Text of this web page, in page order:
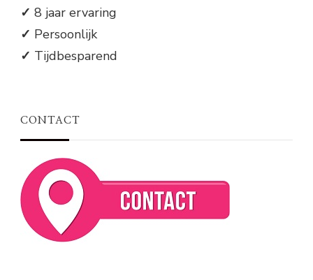
✓ 8 jaar ervaring
✓ Persoonlijk
✓ Tijdbesparend
CONTACT